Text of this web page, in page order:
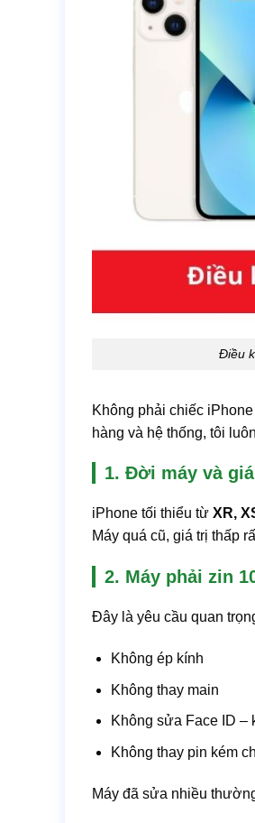
Điều
Không phải chiếc
hàng và hệ thống, tôi
1. Đời máy và
iPhone tối thiểu từ XR,
Máy quá cũ, giá trị thấp
2. Máy phải zin
Đây là yêu cầu quan
Không ép kính
Không thay main
Không sửa Face ID –
Không thay pin kém
Máy đã sửa nhiều